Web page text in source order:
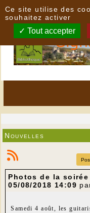
Nouvelles
Photos de la
05/08/2018 14:09
Samedi 4 août, les
Ce site utilise des
souhaitez activer
Tout accepter